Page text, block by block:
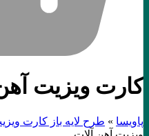
کارت ویزیت
پاویسا»طرح لایه باز کارت